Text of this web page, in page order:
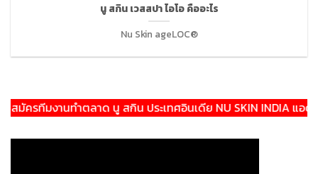
นู สกิน เวสสปา ไอโอ คืออะไร
Nu Skin ageLOC®
รทีมงานทำตลาด นู สกิน ประเทศอินเดีย NU SKIN INDIA แอดไลน์